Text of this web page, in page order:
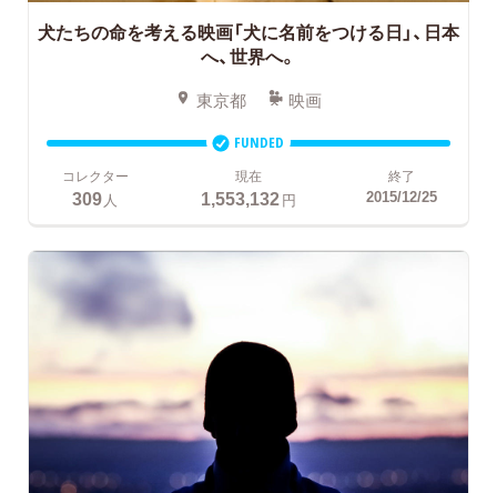
犬たちの命を考える映画「犬に名前をつける日」、日本
へ、世界へ。
東京都 映画
FUNDED
コレクター
309 人
現在
1,553,132円
終了
2015/12/25